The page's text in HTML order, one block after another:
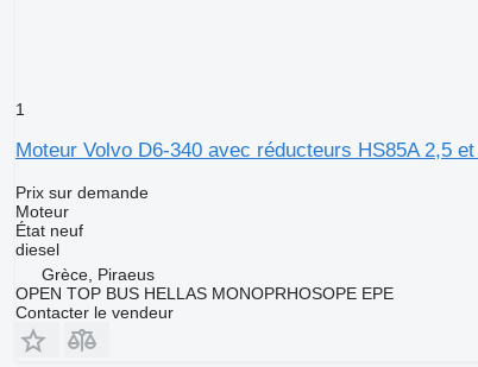
1
Moteur Volvo D6-340 avec réducteurs HS85A 2,5
Prix sur demande
Moteur
Étatneuf
diesel
Grèce, Piraeus
OPEN TOP BUS HELLAS MONOPRHOSOPE EPE
Contacter le vendeur